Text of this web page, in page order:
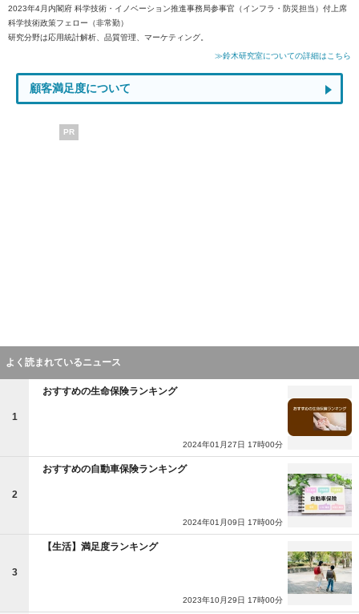
2023年4月内閣府 科学技術・イノベーション推進事務局参事官（インフラ・防災担当）付上席
科学技術政策フェロー（非常勤）
研究分野は応用統計解析、品質管理、マーケティング。
≫鈴木研究室についての詳細はこちら
顧客満足度について
PR
よく読まれているニュース
1
おすすめの生命保険ランキング
2024年01月27日 17時00分
2
おすすめの自動車保険ランキング
2024年01月09日 17時00分
3
【生活】満足度ランキング
2023年10月29日 17時00分